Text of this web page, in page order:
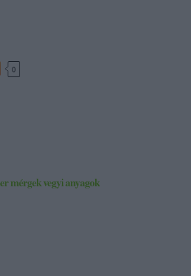
0
mérgekvegyi anyagok